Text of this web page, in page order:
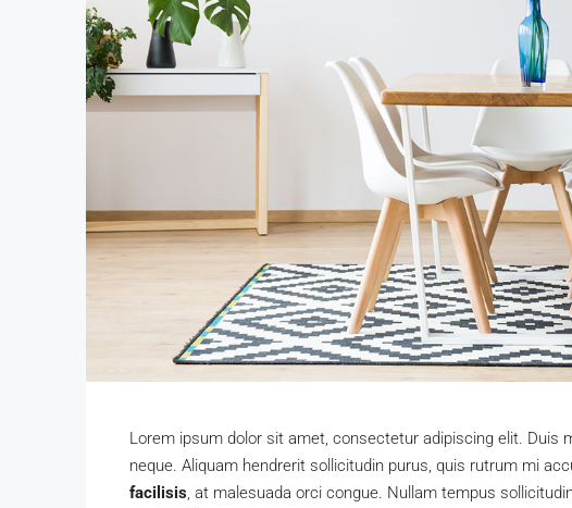
Lorem ipsum dolor sit amet, consectetur adipiscing elit. Duis
neque. Aliquam hendrerit sollicitudin purus, quis rutrum mi
facilisis, at malesuada orci congue. Nullam tempus